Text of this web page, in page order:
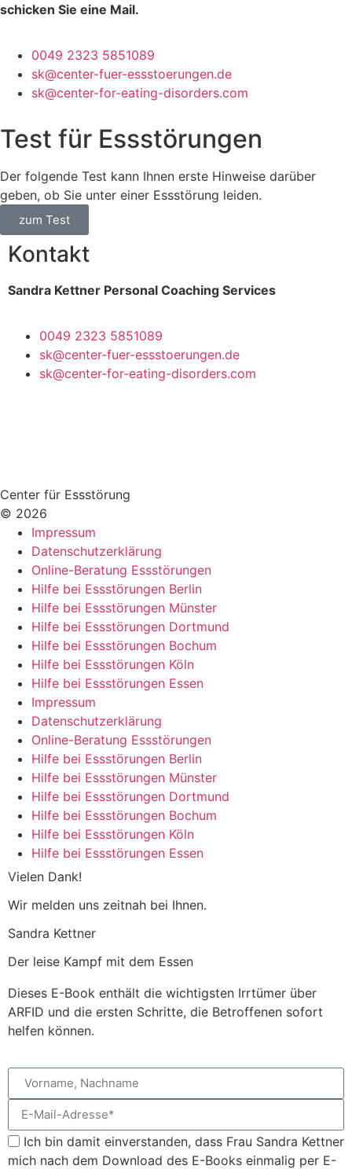
schicken Sie eine Mail.
0049 2323 5851089
sk@center-fuer-essstoerungen.de
sk@center-for-eating-disorders.com
Test für Essstörungen
Der folgende Test kann Ihnen erste Hinweise darüber
geben, ob Sie unter einer Essstörung leiden.
zum Test
Kontakt
Sandra Kettner Personal Coaching Services
0049 2323 5851089
sk@center-fuer-essstoerungen.de
sk@center-for-eating-disorders.com
Center für Essstörung
© 2026
Impressum
Datenschutzerklärung
Online-Beratung Essstörungen
Hilfe bei Essstörungen Berlin
Hilfe bei Essstörungen Münster
Hilfe bei Essstörungen Dortmund
Hilfe bei Essstörungen Bochum
Hilfe bei Essstörungen Köln
Hilfe bei Essstörungen Essen
Impressum
Datenschutzerklärung
Online-Beratung Essstörungen
Hilfe bei Essstörungen Berlin
Hilfe bei Essstörungen Münster
Hilfe bei Essstörungen Dortmund
Hilfe bei Essstörungen Bochum
Hilfe bei Essstörungen Köln
Hilfe bei Essstörungen Essen
Vielen Dank!
Wir melden uns zeitnah bei Ihnen.
Sandra Kettner
Der leise Kampf mit dem Essen
Dieses E-Book enthält die wichtigsten Irrtümer über
ARFID und die ersten Schritte, die Betroffenen sofort
helfen können.
Ich bin damit einverstanden, dass Frau Sandra Kettner
mich nach dem Download des E-Books einmalig per E-